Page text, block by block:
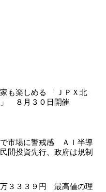
も楽しめる 「ＪＰＸ北
８月３０日開催
市場に警戒感 ＡＩ半導
間投資先行、政府は規制
万３３３９円 最高値の理